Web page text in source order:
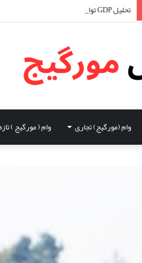
تحلیل GDP تولید ناخالص داخلی و تاثیر آن در اقتصاد کانادا
وام (مورگیج) تجاری وام ( مورگیج )